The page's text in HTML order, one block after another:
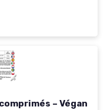
– Végan